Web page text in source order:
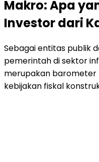
Makro: Apa
Investor dari
Sebagai entitas publik
pemerintah di sektor
merupakan
kebijakan fiskal